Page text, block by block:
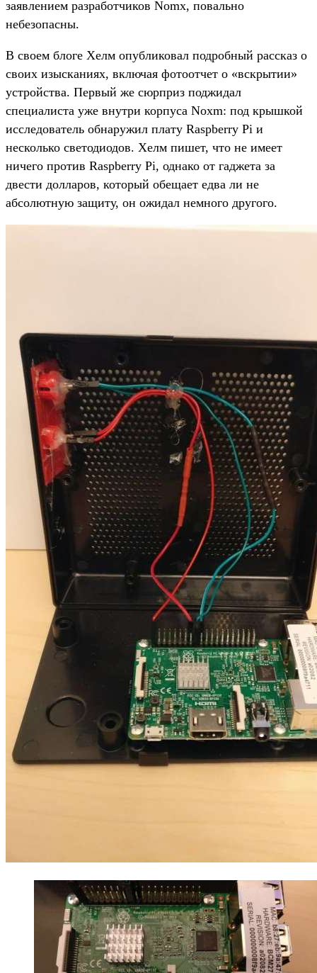
заявлением разработчиков Nomx, повально
небезопасны.
В своем блоге Хелм опубликовал подробный рассказ о
своих изысканиях, включая фотоотчет о «вскрытии»
устройства. Первый же сюрприз поджидал
специалиста уже внутри корпуса Noxm: под крышкой
исследователь обнаружил плату Raspberry Pi и
несколько светодиодов. Хелм пишет, что не имеет
ничего против Raspberry Pi, однако от гаджета за
двести долларов, который обещает едва ли не
абсолютную защиту, он ожидал немного другого.